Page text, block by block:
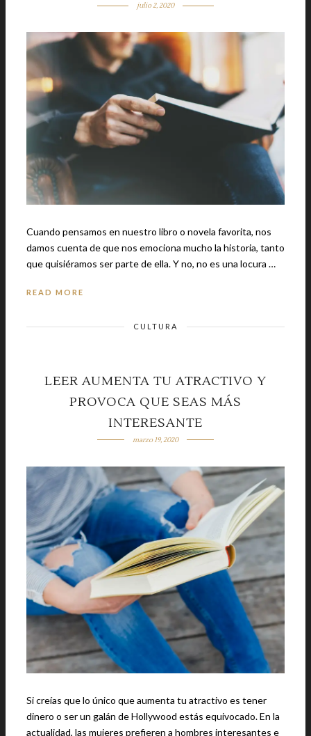
julio 2, 2020
Cuando pensamos en nuestro libro o novela favorita, nos
damos cuenta de que nos emociona mucho la historia, tanto
que quisiéramos ser parte de ella. Y no, no es una locura …
READ MORE
CULTURA
LEER AUMENTA TU ATRACTIVO Y
PROVOCA QUE SEAS MÁS
INTERESANTE
marzo 19, 2020
Si creías que lo único que aumenta tu atractivo es tener
dinero o ser un galán de Hollywood estás equivocado. En la
actualidad, las mujeres prefieren a hombres interesantes e